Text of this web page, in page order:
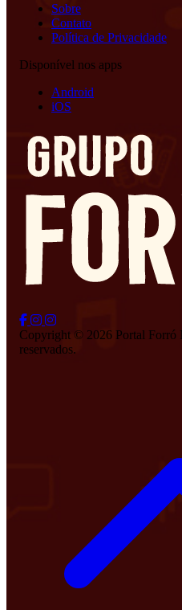
Sobre
Contato
Política de Privacidade
Disponível nos apps
Android
iOS
Copyright © 2026 Portal Forró
reservados.